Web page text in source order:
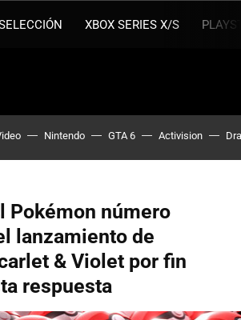
XBOX SERIES X/S
Nintendo GTA 6 Activision
Pokémon número
lanzamiento de
& Violet por fin
respuesta